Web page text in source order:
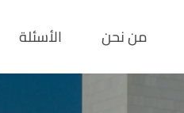
من نحن الأسئلة